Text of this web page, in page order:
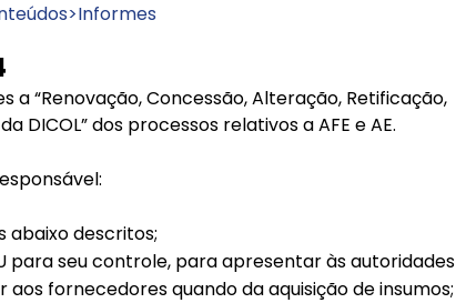
>Informes
“Renovação, Concessão, Alteração, Retificação,
dos processos relativos a AFE e AE.
abaixo descritos;
para seu controle, para apresentar às autoridades
fornecedores quando da aquisição de insumos;